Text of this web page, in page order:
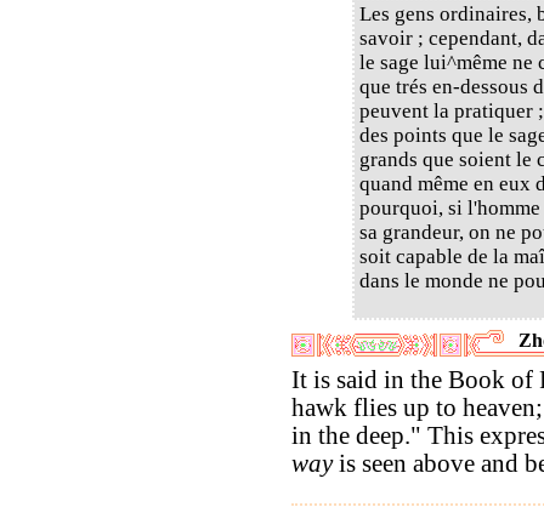
Les gens ordinaires,
savoir ; cependant,
le sage lui^même ne
que trés en-dessous
peuvent la pratiquer
des points que le
grands que soient le
quand même en eux
pourquoi, si
sa grandeur, on ne
soit capable de la
dans le monde ne
It is said in the Book of
hawk flies up to
in the deep." This
wayis seen above and